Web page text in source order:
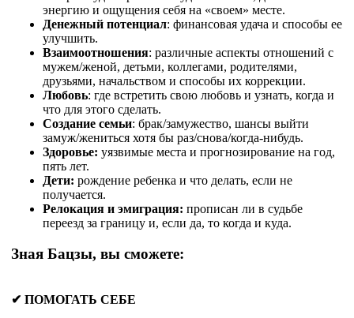
энергию и ощущения себя на «своем» месте.
Денежный потенциал: финансовая удача и способы ее
улучшить.
Взаимоотношения: различные аспекты отношений с
мужем/женой, детьми, коллегами, родителями,
друзьями, начальством и способы их коррекции.
Любовь: где встретить свою любовь и узнать, когда и
что для этого сделать.
Создание семьи: брак/замужество, шансы выйти
замуж/жениться хотя бы раз/снова/когда-нибудь.
Здоровье: уязвимые места и прогнозирование на год,
пять лет.
Дети: рождение ребенка и что делать, если не
получается.
Релокация и эмиграция: прописан ли в судьбе
переезд за границу и, если да, то когда и куда.
Зная Бацзы, вы сможете:
✔ ПОМОГАТЬ СЕБЕ